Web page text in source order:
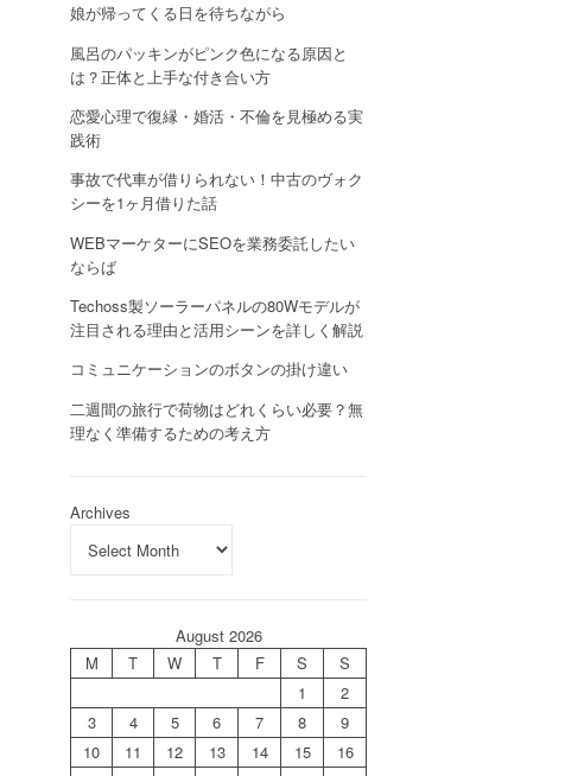
娘が帰ってくる日を待ちながら
風呂のパッキンがピンク色になる原因と
は？正体と上手な付き合い方
恋愛心理で復縁・婚活・不倫を見極める実
践術
事故で代車が借りられない！中古のヴォク
シーを1ヶ月借りた話
WEBマーケターにSEOを業務委託したい
ならば
Techoss製ソーラーパネルの80Wモデルが
注目される理由と活用シーンを詳しく解説
コミュニケーションのボタンの掛け違い
二週間の旅行で荷物はどれくらい必要？無
理なく準備するための考え方
Archives
August 2026
M
T W T F S
S
1
2
3
4 5 6 7 8
9
10
11 12 13 14 15
16